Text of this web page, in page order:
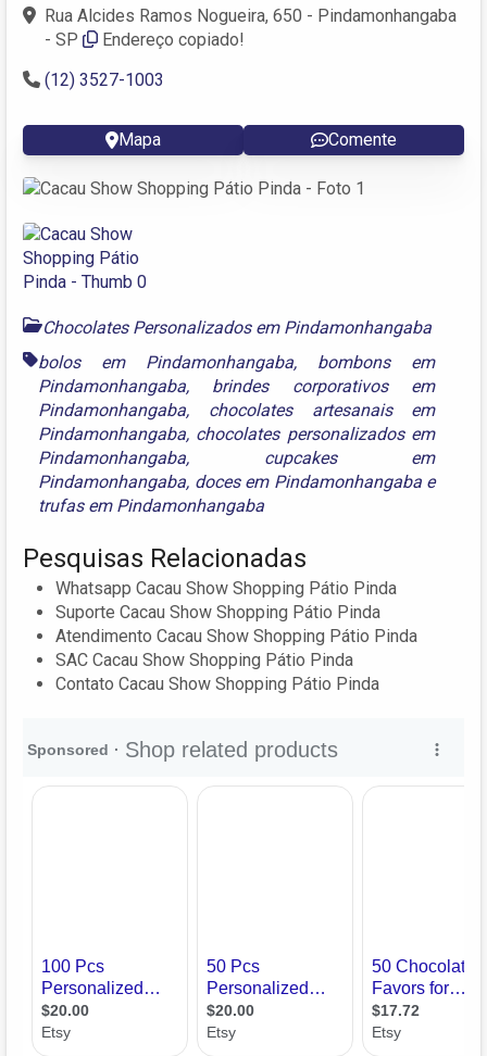
Rua Alcides Ramos Nogueira, 650 - Pindamonhangaba
- SP
Endereço copiado!
(12) 3527-1003
Mapa Comente
Chocolates Personalizados em Pindamonhangaba
bolos em Pindamonhangaba, bombons em
Pindamonhangaba, brindes corporativos em
Pindamonhangaba, chocolates artesanais em
Pindamonhangaba, chocolates personalizados em
Pindamonhangaba, cupcakes em
Pindamonhangaba, doces em Pindamonhangabae
trufas em Pindamonhangaba
Pesquisas Relacionadas
Whatsapp Cacau Show Shopping Pátio Pinda
Suporte Cacau Show Shopping Pátio Pinda
Atendimento Cacau Show Shopping Pátio Pinda
SAC Cacau Show Shopping Pátio Pinda
Contato Cacau Show Shopping Pátio Pinda